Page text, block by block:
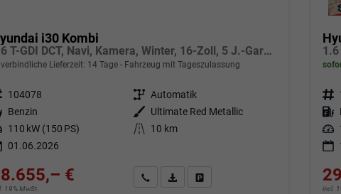
i30 Kombi
1.6 T-GDI DCT, Navi, Kamera, Winter, 16-Zoll, 5 J.-Garantie
Lieferzeit: 14 Tage Fahrzeug mit Tageszulassung
104078 Getriebe Automatik
Benzin Außenfarbe
Ultimate Red Metallic
110 kW (150 PS) Kilometerstand
10 km
01.06.2026
€
19% MwSt.
Angebot anfordern
Fahrzeugexpose (PDF)
Fahrzeugnr.
Kraftstoff
Leistung
incl.